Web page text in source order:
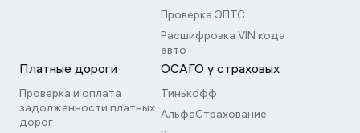
Проверка ЭПТС
Расшифровка VIN кода
авто
Платные дороги
Проверка и оплата
задолженности платных
дорог
ОСАГО у страховых
Тинькофф
АльфаСтрахование